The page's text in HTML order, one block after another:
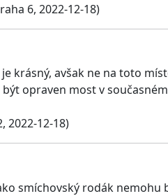
6, 2022-12-18)
krásný, avšak ne na toto
opraven most v
2022-12-18)
smíchovský rodák